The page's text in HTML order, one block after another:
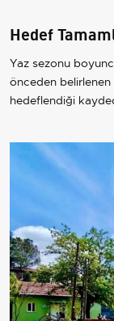
Hedef
Yaz sezonu
önceden belirlenen
hedeflendiği